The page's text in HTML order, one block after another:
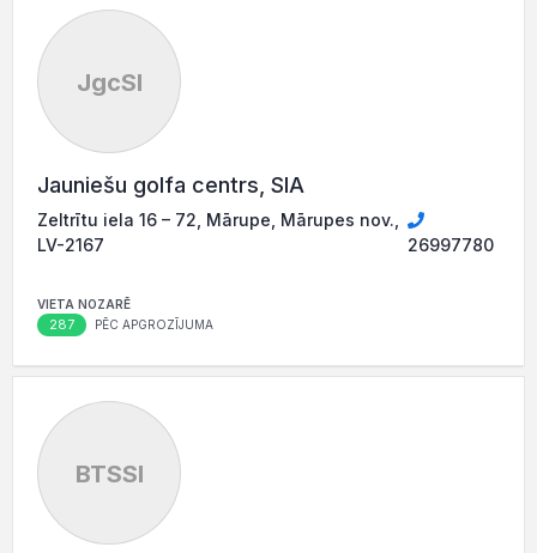
JgcSI
Jauniešu golfa centrs, SIA
Zeltrītu iela 16 – 72, Mārupe, Mārupes nov.,
LV-2167
26997780
VIETA NOZARĒ
287 PĒC APGROZĪJUMA
BTSSI